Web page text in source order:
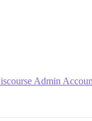
Admin